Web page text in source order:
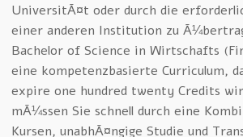
UniversitÃ¤t oder durch die
einer anderen Institution zu
Bachelor of Science in Wirtschafts
eine kompetenzbasierte Curriculum,
expire one hundred twenty Credits
mÃ¼ssen Sie schnell durch eine
Kursen, unabhÃ¤ngige Studie und